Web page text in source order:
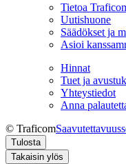
Tietoa
Uutishuone
Säädökset ja
Asioi
Hinnat
Tuet ja
Yhteystiedot
Anna
© Traficom
Tulosta
Takaisin ylös